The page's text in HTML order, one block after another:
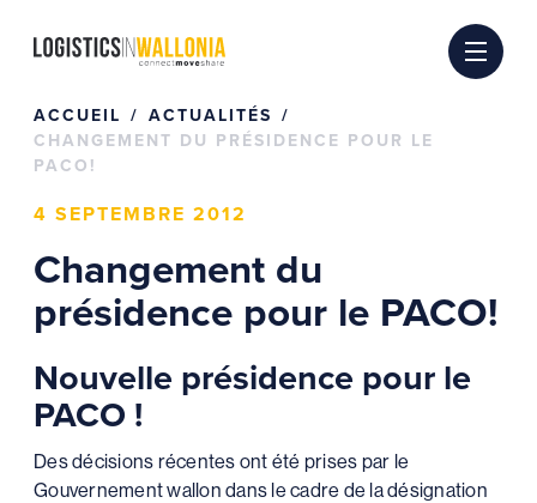
ACCUEIL
ACTUALITÉS
CHANGEMENT DU PRÉSIDENCE POUR LE
PACO!
4 SEPTEMBRE 2012
Changement du
présidence pour le PACO!
Nouvelle présidence pour le
PACO !
Des décisions récentes ont été prises par le
Gouvernement wallon dans le cadre de la désignation